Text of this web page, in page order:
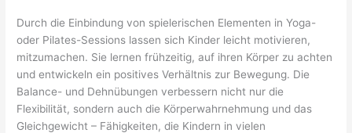
Durch die Einbindung von spielerischen Elementen in Yoga-
oder Pilates-Sessions lassen sich Kinder leicht motivieren,
mitzumachen. Sie lernen frühzeitig, auf ihren Körper zu achten
und entwickeln ein positives Verhältnis zur Bewegung. Die
Balance- und Dehnübungen verbessern nicht nur die
Flexibilität, sondern auch die Körperwahrnehmung und das
Gleichgewicht – Fähigkeiten, die Kindern in vielen